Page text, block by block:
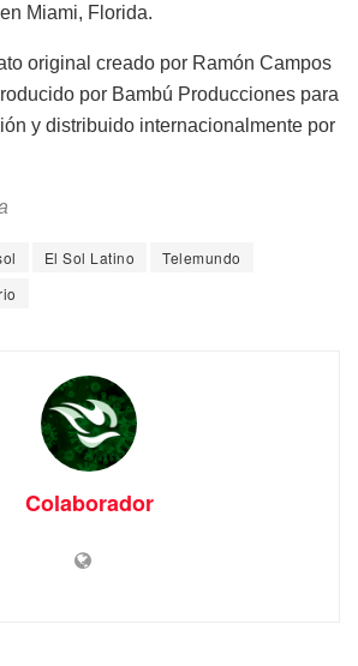
Miami, Florida.
original creado por Ramón Campos
por Bambú Producciones para
y distribuido internacionalmente por
El Sol Latino
Telemundo
Colaborador